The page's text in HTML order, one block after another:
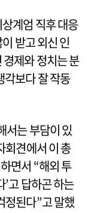
계엄 직후 대응
받고 외신 인
경제와 정치는 분
각보다 잘 작동
서는 부담이 있
회견에서 이 총
면서 “해외 투
’고 답하곤 하는
정된다”고 말했